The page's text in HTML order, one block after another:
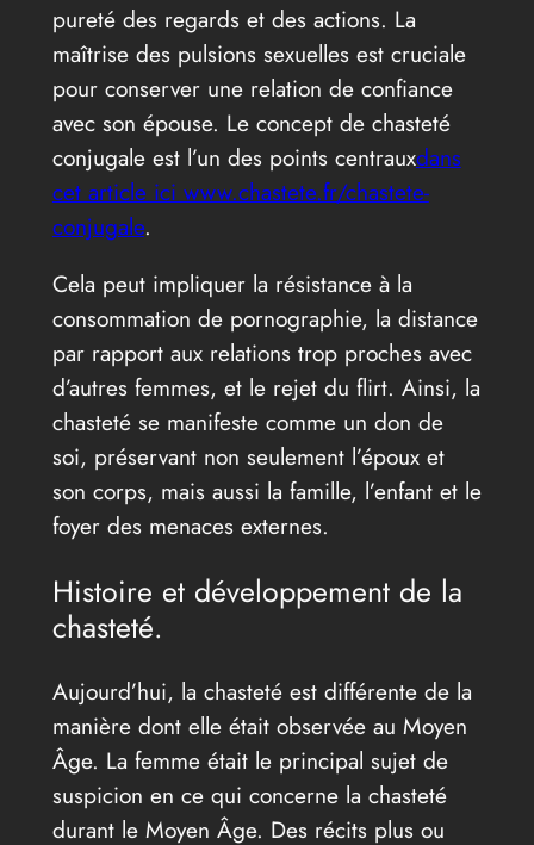
pureté des regards et des actions. La
maîtrise des pulsions sexuelles est cruciale
pour conserver une relation de confiance
avec son épouse. Le concept de chasteté
conjugale est l’un des points centrauxdans
cet article ici www.chastete.fr/chastete-
conjugale.
Cela peut impliquer la résistance à la
consommation de pornographie, la distance
par rapport aux relations trop proches avec
d’autres femmes, et le rejet du flirt. Ainsi, la
chasteté se manifeste comme un don de
soi, préservant non seulement l’époux et
son corps, mais aussi la famille, l’enfant et le
foyer des menaces externes.
Histoire et développement de la
chasteté.
Aujourd’hui, la chasteté est différente de la
manière dont elle était observée au Moyen
Âge. La femme était le principal sujet de
suspicion en ce qui concerne la chasteté
durant le Moyen Âge. Des récits plus ou